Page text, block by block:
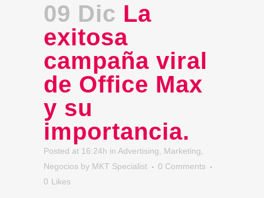
09 Dic La
exitosa
campaña viral
de Office Max
y su
importancia.
Posted at 16:24h in Advertising Marketing
Negocios by MKT Specialist
0 Comments
0 Likes